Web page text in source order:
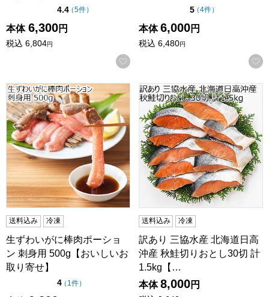
4.4点（5点満点中）
（5件の評価
）
本体 6,300円
税込 6,804円
お気に入りに登録する
5点（5点満点中）
（4件の評価
）
本体 6,000円
税込 6,480円
生ずわいがに棒肉ポーション 刺身用 500g【おいしいお取り
送料込み 冷凍
生ずわいがに棒肉ポーショ
ン 刺身用 500g【おいしいお
取り寄せ】
4点（5点満点中）
（ 1件の評価
）
訳あり 三協水産 北海道日高
送料込み 冷凍
訳あり 三協水産 北海道日高
沖産 秋鮭切りおとし30切 計
1.5kg【…
本体 8,000円